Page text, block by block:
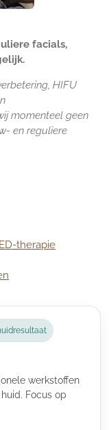
facials,
HIFU
momenteel geen
en reguliere
therapie
werkstoffen
Focus op